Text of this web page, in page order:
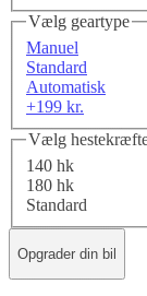
Vælg geartype
Manuel
Standard
Automatisk
+199 kr.
Vælg
140 hk
180 hk
Standard
Opgrader din bil